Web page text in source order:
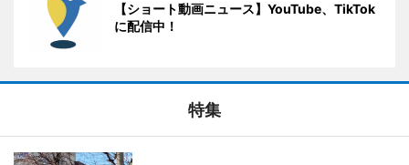
【ショート動画ニュース】YouTube、TikTok
に配信中！
特集